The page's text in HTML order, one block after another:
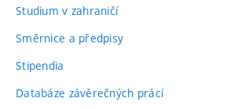
Studium v zahraničí
Směrnice a předpisy
Stipendia
Databáze závěrečných prácí